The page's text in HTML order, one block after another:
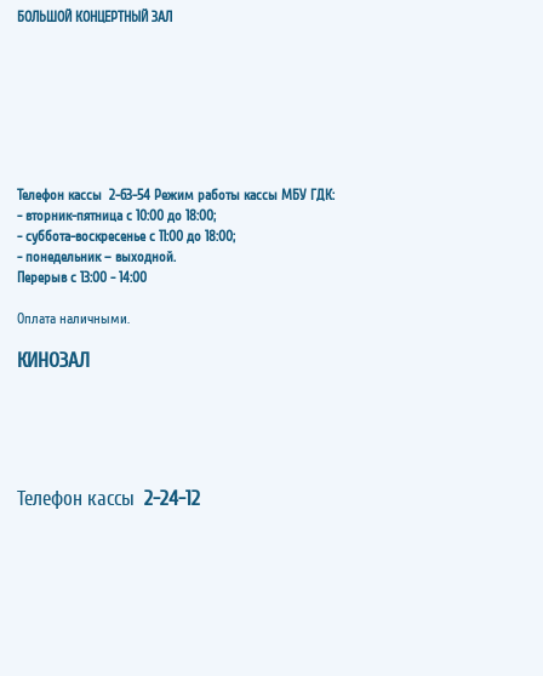
БОЛЬШОЙ КОНЦЕРТНЫЙ ЗАЛ
Телефон кассы 2-63-54 Режим работы кассы МБУ ГДК:
- вторник-пятница с 10:00 до 18:00;
- суббота-воскресенье с 11:00 до 18:00;
- понедельник – выходной.
Перерыв с 13:00 - 14:00
​​​​​​​Оплата наличными.
КИНОЗАЛ
Телефон кассы 2-24-12